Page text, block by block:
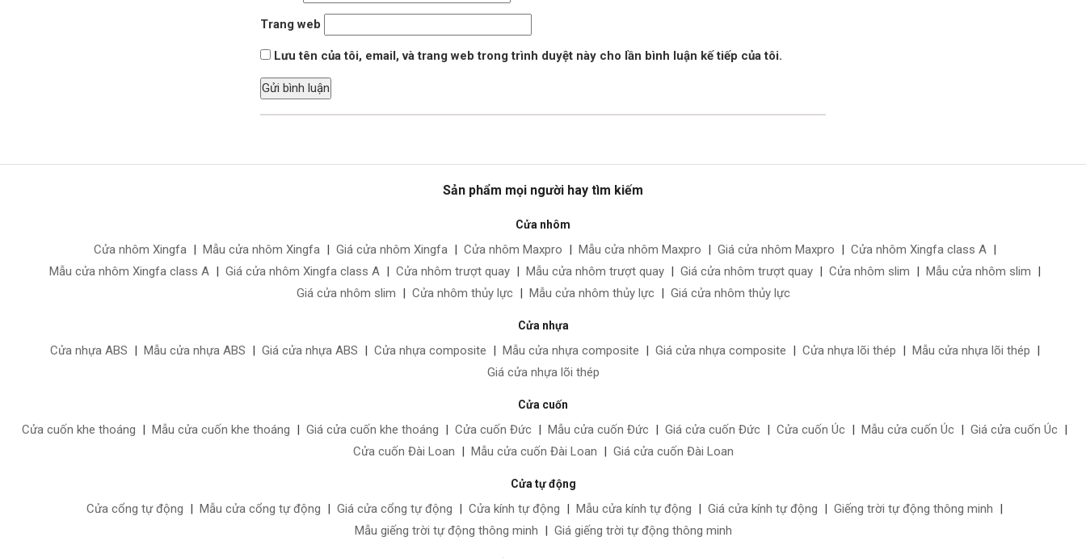
Trang web
Lưu tên của tôi, email, và trang web trong trình duyệt này cho lần bình luận kế tiếp của tôi.
Sản phẩm mọi người hay tìm kiếm
Cửa nhôm
Cửa nhôm Xingfa | Mẫu cửa nhôm Xingfa | Giá cửa nhôm Xingfa | Cửa nhôm Maxpro | Mẫu cửa nhôm Maxpro | Giá cửa nhôm Maxpro | Cửa nhôm Xingfa class A |
Mẫu cửa nhôm Xingfa class A | Giá cửa nhôm Xingfa class A | Cửa nhôm trượt quay | Mẫu cửa nhôm trượt quay | Giá cửa nhôm trượt quay | Cửa nhôm slim | Mẫu cửa nhôm slim |
Giá cửa nhôm slim | Cửa nhôm thủy lực | Mẫu cửa nhôm thủy lực | Giá cửa nhôm thủy lực
Cửa nhựa
Cửa nhựa ABS | Mẫu cửa nhựa ABS | Giá cửa nhựa ABS | Cửa nhựa composite | Mẫu cửa nhựa composite | Giá cửa nhựa composite | Cửa nhựa lõi thép | Mẫu cửa nhựa lõi thép |
Giá cửa nhựa lõi thép
Cửa cuốn
Cửa cuốn khe thoáng | Mẫu cửa cuốn khe thoáng | Giá cửa cuốn khe thoáng | Cửa cuốn Đức | Mẫu cửa cuốn Đức | Giá cửa cuốn Đức | Cửa cuốn Úc | Mẫu cửa cuốn Úc | Giá cửa cuốn Úc |
Cửa cuốn Đài Loan | Mẫu cửa cuốn Đài Loan | Giá cửa cuốn Đài Loan
Cửa tự động
Cửa cổng tự động | Mẫu cửa cổng tự động | Giá cửa cổng tự động | Cửa kính tự động | Mẫu cửa kính tự động | Giá cửa kính tự động | Giếng trời tự động thông minh |
Mẫu giếng trời tự động thông minh | Giá giếng trời tự động thông minh